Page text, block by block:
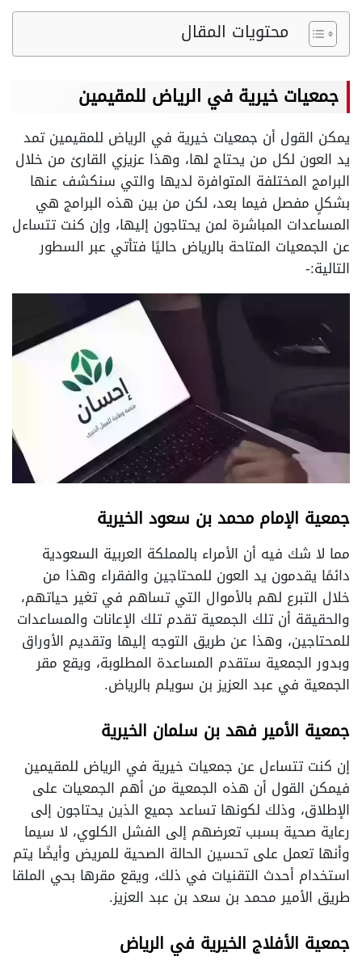
محتويات المقال
جمعيات خيرية في الرياض للمقيمين
يمكن القول أن جمعيات خيرية في الرياض للمقيمين تمد
يد العون لكل من يحتاج لها، وهذا عزيزي القارئ من خلال
البرامج المختلفة المتوافرة لديها والتي سنكشف عنها
بشكلٍ مفصل فيما بعد، لكن من بين هذه البرامج هي
المساعدات المباشرة لمن يحتاجون إليها، وإن كنت تتساءل
عن الجمعيات المتاحة بالرياض حاليًا فتأتي عبر السطور
التالية:-
جمعية الإمام محمد بن سعود الخيرية
مما لا شك فيه أن الأمراء بالمملكة العربية السعودية
دائمًا يقدمون يد العون للمحتاجين والفقراء وهذا من
خلال التبرع لهم بالأموال التي تساهم في تغير حياتهم،
والحقيقة أن تلك الجمعية تقدم تلك الإعانات والمساعدات
للمحتاجين، وهذا عن طريق التوجه إليها وتقديم الأوراق
وبدور الجمعية ستقدم المساعدة المطلوبة، ويقع مقر
الجمعية في عبد العزيز بن سويلم بالرياض.
جمعية الأمير فهد بن سلمان الخيرية
إن كنت تتساءل عن جمعيات خيرية في الرياض للمقيمين
فيمكن القول أن هذه الجمعية من أهم الجمعيات على
الإطلاق، وذلك لكونها تساعد جميع الذين يحتاجون إلى
رعاية صحية بسبب تعرضهم إلى الفشل الكلوي، لا سيما
وأنها تعمل على تحسين الحالة الصحية للمريض وأيضًا يتم
استخدام أحدث التقنيات في ذلك، ويقع مقرها بحي الملقا
طريق الأمير محمد بن سعد بن عبد العزيز.
جمعية الأفلاج الخيرية في الرياض